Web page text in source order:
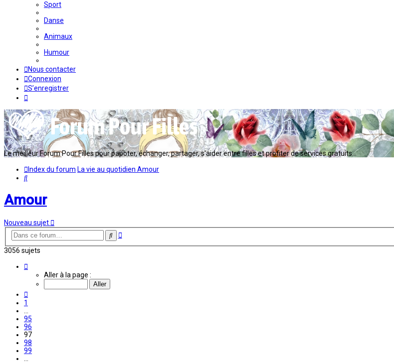
Sport
Danse
Animaux
Humour
Nous contacter
Connexion
S’enregistrer
Le meilleur Forum Pour Filles pour papoter, échanger, partager, s'aider entre filles et profiter de services gratuits...
Index du forum La vie au quotidien Amour
Rechercher
Amour
Nouveau sujet
Rechercher
Recherche
3056 sujets
Aller à la page :
1
95
96
97
98
99